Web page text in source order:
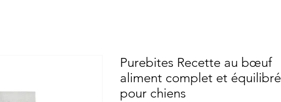
Purebites Recette au bœuf
aliment complet et équilibré
pour chiens